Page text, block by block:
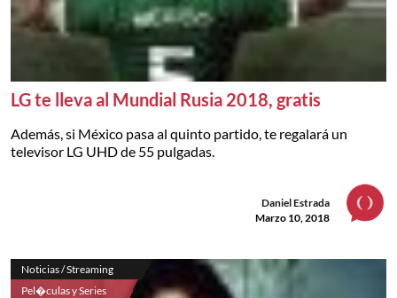
LG te lleva al Mundial Rusia 2018, gratis
Además, si México pasa al quinto partido, te regalará un
televisor LG UHD de 55 pulgadas.
Daniel Estrada
Marzo 10, 2018
Noticias / Streaming
Pel�culas y Series